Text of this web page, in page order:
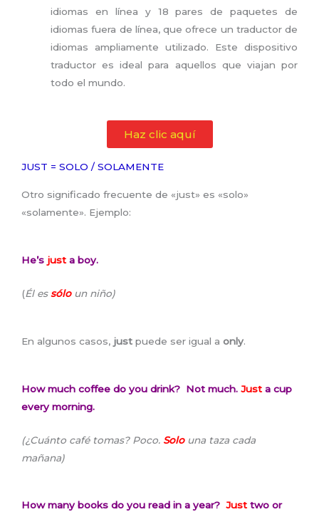
idiomas en línea y 18 pares de paquetes de
idiomas fuera de línea, que ofrece un traductor de
idiomas ampliamente utilizado. Este dispositivo
traductor es ideal para aquellos que viajan por
todo el mundo.
Haz clic aquí
JUST = SOLO / SOLAMENTE
Otro significado frecuente de «just» es «solo»
«solamente». Ejemplo:
He’s just a boy.
(Él essóloun niño)
En algunos casos, just puede ser igual a only.
How much coffee do you drink? Not much. Just a cup
every morning.
(¿Cuánto café tomas? Poco. Solo una taza cada
mañana)
How many books do you read in a year? Just two or